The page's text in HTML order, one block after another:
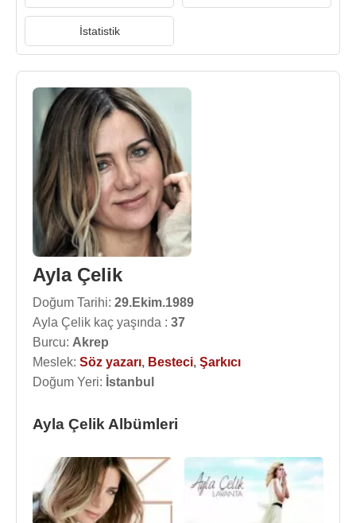
İstatistik
Ayla Çelik
Doğum Tarihi: 29.Ekim.1989
Ayla Çelik kaç yaşında : 37
Burcu: Akrep
Meslek: Söz yazarı, Besteci, Şarkıcı
Doğum Yeri: İstanbul
Ayla Çelik Albümleri